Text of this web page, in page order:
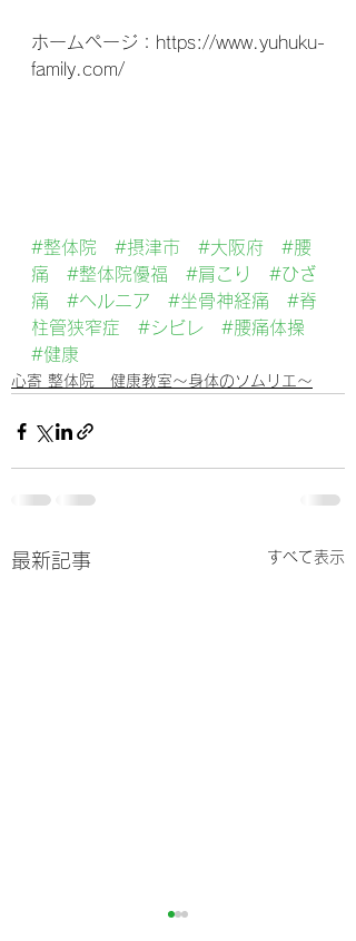
ホームページ：https://www.yuhuku-
family.com/
#整体院 #摂津市 #大阪府
#腰
痛
#整体院優福 #肩こり
#ひざ
痛
#ヘルニア #坐骨神経痛
#脊
柱管狭窄症
#シビレ
#腰痛体操
#健康
心寄 整体院 健康教室～身体のソムリエ～
最新記事 すべて表示